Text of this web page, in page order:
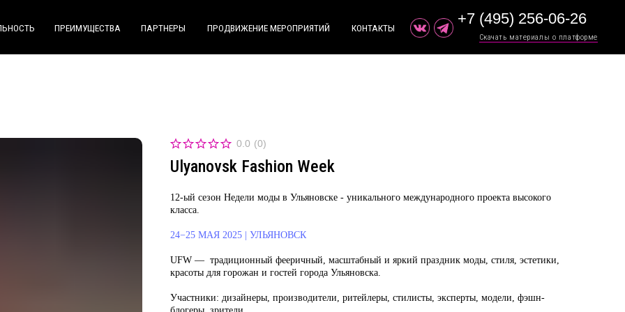
ПРЕИМУЩЕСТВА ПАРТНЕРЫ КОНТАКТЫ
ПРОДВИЖЕНИЕ МЕРОПРИЯТИЙ
+ ДОБАВИТЬ МЕРОПРИЯТИЕ
Скачать материалы о платформе
ПРЕИМУЩЕСТВА ПАРТНЕРЫ КОНТАКТЫ
ПРОДВИЖЕНИЕ МЕРОПРИЯТИЙ
+7 (495) 256-06-26
Скачать материалы о платформе
0.0 (0)
Ulyanovsk Fashion Week
12-ый сезон Недели моды в Ульяновске - уникального международного проекта высокого
класса.
24−25 МАЯ 2025 | УЛЬЯНОВСК
UFW — традиционный фееричный, масштабный и яркий праздник моды, стиля, эстетики,
красоты для горожан и гостей города Ульяновска.
Участники: дизайнеры, производители, ритейлеры, стилисты, эксперты, модели, фэшн-